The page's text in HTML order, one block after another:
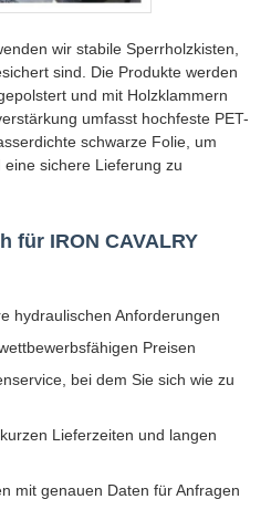
wir stabile Sperrholzkisten,
sind. Die Produkte werden
und mit Holzklammern
umfasst hochfeste PET-
schwarze Folie, um
sichere Lieferung zu
für IRON CAVALRY
hydraulischen Anforderungen
Preisen
bei dem Sie sich wie zu
Lieferzeiten und langen
mit genauen Daten für Anfragen